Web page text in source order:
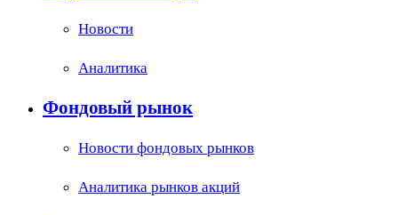
Новости
Аналитика
Фондовый рынок
Новости фондовых рынков
Аналитика рынков акций